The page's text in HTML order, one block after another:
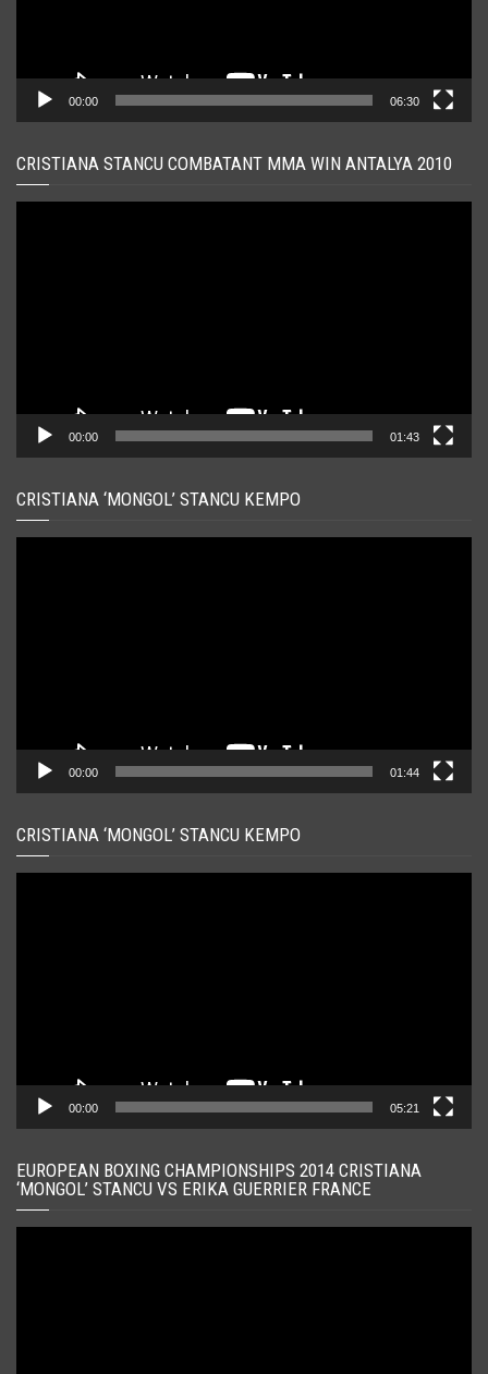
00:00 06:30
CRISTIANA STANCU COMBATANT MMA WIN ANTALYA 2010
00:00 01:43
CRISTIANA ‘MONGOL’ STANCU KEMPO
00:00 01:44
CRISTIANA ‘MONGOL’ STANCU KEMPO
00:00 05:21
EUROPEAN BOXING CHAMPIONSHIPS 2014 CRISTIANA
‘MONGOL’ STANCU VS ERIKA GUERRIER FRANCE